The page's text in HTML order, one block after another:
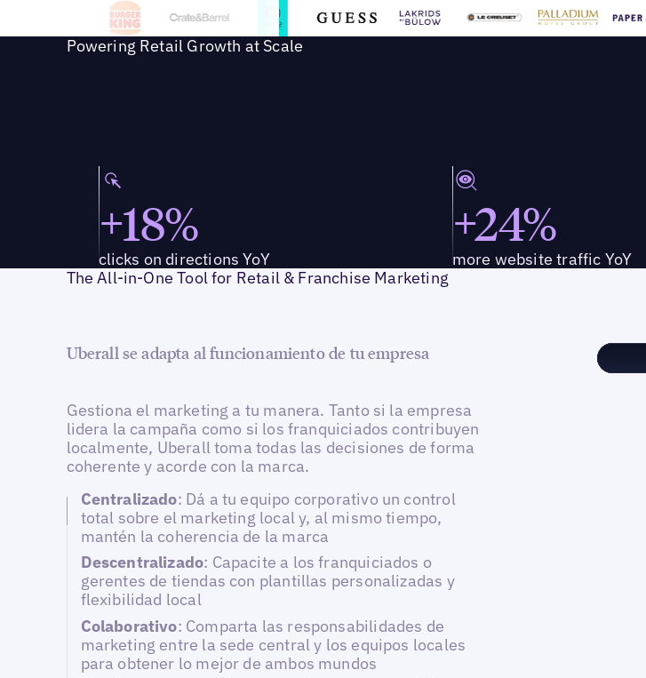
Powering Retail Growth at Scale
+18%
clicks on directions YoY
+24%
more website traffic YoY
The All-in-One Tool for Retail & Franchise Marketing
Uberall se adapta al funcionamiento de tu empresa
Gestiona el marketing a tu manera. Tanto si la empresa
lidera la campaña como si los franquiciados contribuyen
localmente, Uberall toma todas las decisiones de forma
coherente y acorde con la marca.
Centralizado: Dá a tu equipo corporativo un control
total sobre el marketing local y, al mismo tiempo,
mantén la coherencia de la marca
Descentralizado: Capacite a los franquiciados o
gerentes de tiendas con plantillas personalizadas y
flexibilidad local
Colaborativo: Comparta las responsabilidades de
marketing entre la sede central y los equipos locales
para obtener lo mejor de ambos mundos